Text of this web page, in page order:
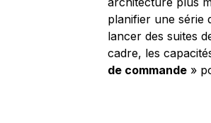
planifier une série
lancer des suites
cadre, les
de commande »